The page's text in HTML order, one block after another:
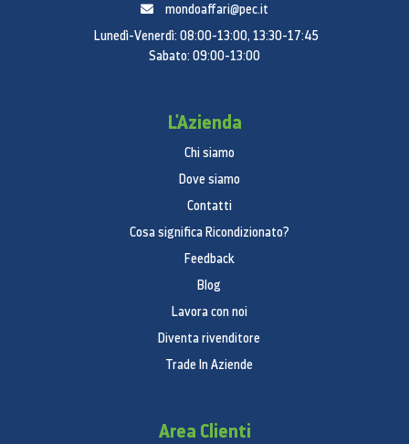
mondoaffari@pec.it
Lunedì-Venerdì: 08:00-13:00, 13:30-17:45
Sabato: 09:00-13:00
L'Azienda
Chi siamo
Dove siamo
Contatti
Cosa significa Ricondizionato?
Feedback
Blog
Lavora con noi
Diventa rivenditore
Trade In Aziende
Area Clienti